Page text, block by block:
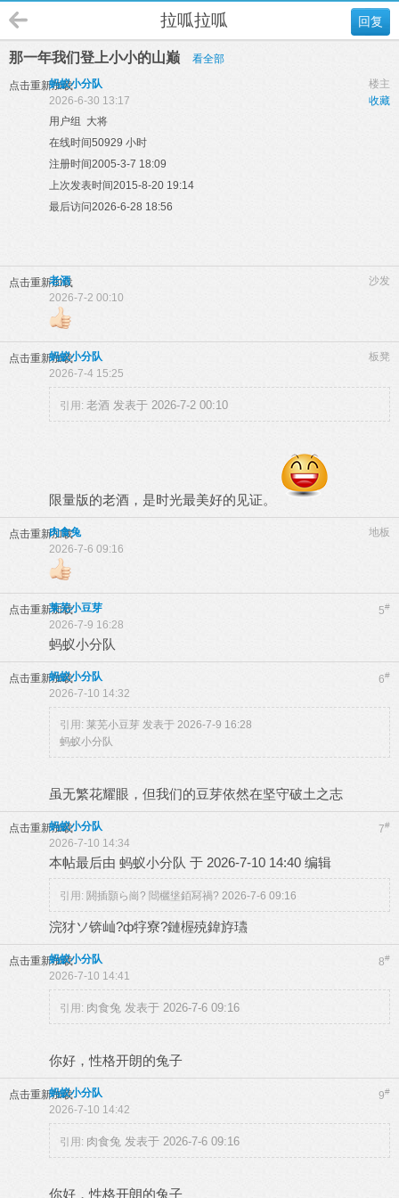
回复
拉呱拉呱
那一年我们登上小小的山巅 看全部
点击重新加载 楼主
蚂蚁小分队
收藏
2026-6-30 13:17
用户组 大将
在线时间50929 小时
注册时间2005-3-7 18:09
上次发表时间2015-8-20 19:14
最后访问2026-6-28 18:56
点击重新加载 沙发
老酒
2026-7-2 00:10
点击重新加载 板凳
蚂蚁小分队
2026-7-4 15:25
引用: 老酒 发表于 2026-7-2 00:10
限量版的老酒，是时光最美好的见证。
点击重新加载 地板
肉食兔
2026-7-6 09:16
点击重新加载 5#
莱芜小豆芽
2026-7-9 16:28
蚂蚁小分队
点击重新加载 6#
蚂蚁小分队
2026-7-10 14:32
引用: 莱芜小豆芽 发表于 2026-7-9 16:28
蚂蚁小分队
虽无繁花耀眼，但我们的豆芽依然在坚守破土之志
点击重新加载 7#
蚂蚁小分队
2026-7-10 14:34
本帖最后由 蚂蚁小分队 于 2026-7-10 14:40 编辑
引用: 閼插顥ら崗? 閸欐垼銆冩禍? 2026-7-6 09:16
浣犲ソ锛屾?ф牸寮?鏈楃殑鍏斿瓙
点击重新加载 8#
蚂蚁小分队
2026-7-10 14:41
引用: 肉食兔 发表于 2026-7-6 09:16
你好，性格开朗的兔子
点击重新加载 9#
蚂蚁小分队
2026-7-10 14:42
引用: 肉食兔 发表于 2026-7-6 09:16
你好，性格开朗的兔子